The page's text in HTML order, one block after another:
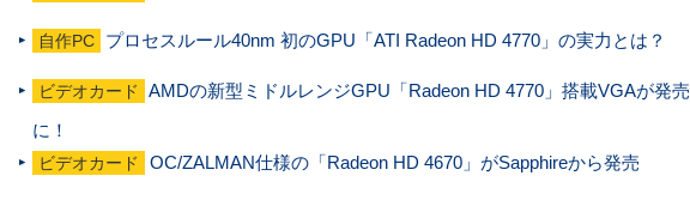
自作PC プロセスルール40nm 初のGPU「ATI Radeon HD 4770」の実力とは？
ビデオカード
AMDの新型ミドルレンジGPU「Radeon HD 4770」搭載VGAが発売
に！
ビデオカード OC/ZALMAN仕様の「Radeon HD 4670」がSapphireから発売